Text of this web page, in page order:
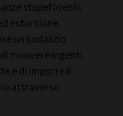
stupefacenti,
estorsione.
un sodalizio
muovere ingenti
e di imporre il
attraverso